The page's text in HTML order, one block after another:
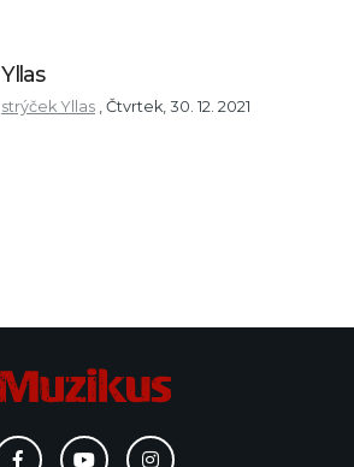
Yllas
strýček Yllas , Čtvrtek, 30. 12. 2021